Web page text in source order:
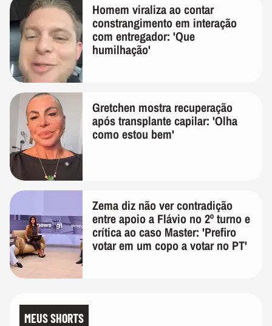
Homem viraliza ao contar
constrangimento em interação
com entregador: 'Que
humilhação'
Gretchen mostra recuperação
após transplante capilar: 'Olha
como estou bem'
Zema diz não ver contradição
entre apoio a Flávio no 2º turno e
crítica ao caso Master: 'Prefiro
votar em um copo a votar no PT'
MEUS SHORTS